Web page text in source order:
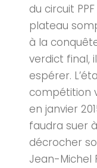
du circuit
plateau
à la
verdict final,
espérer.
compétition
en janvier
faudra suer
décrocher
Jean-Michel